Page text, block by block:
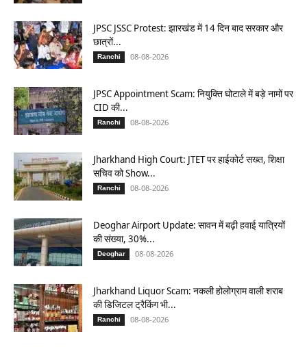
JPSC JSSC Protest: झारखंड में 14 दिन बाद सरकार और
छात्रों...
Ranchi 08-08-2026
JPSC Appointment Scam: नियुक्ति घोटाले में बड़े नामों पर
CID की...
Ranchi 08-08-2026
Jharkhand High Court: JTET पर हाईकोर्ट सख्त, शिक्षा
सचिव को Show...
Ranchi 08-08-2026
Deoghar Airport Update: सावन में बढ़ी हवाई यात्रियों
की संख्या, 30%...
Deoghar 08-08-2026
Jharkhand Liquor Scam: नकली होलोग्राम वाली शराब
की डिजिटल ट्रैकिंग भी...
Ranchi 08-08-2026